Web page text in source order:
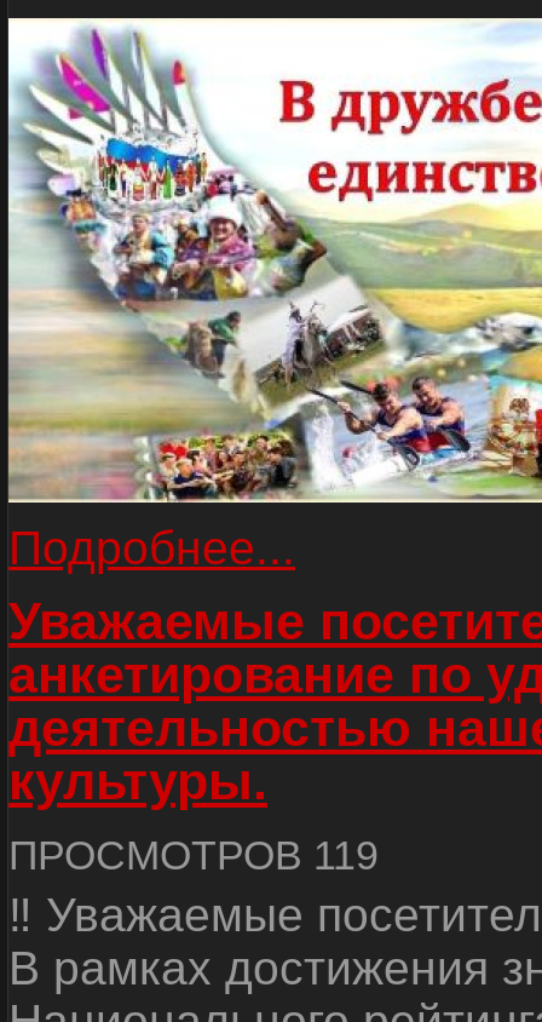
Подробнее...
Уважаемые
анкетирование по
деятельностью
культуры.
ПРОСМОТРОВ 119
‼ Уважаемые
В рамках достижения